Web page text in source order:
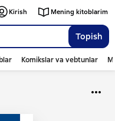
Topish
Kirish Mening kitoblarim
Komikslar va vebtunlar